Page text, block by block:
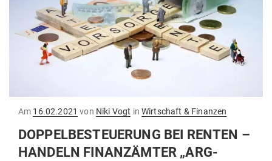
Am Gepostet
16.02.2021 von Niki Vogt in Wirtschaft & Finanzen
DOP­PEL­BE­STEUERUNG BEI RENTEN –
HANDELN FINANZ­ÄMTER „ARG­